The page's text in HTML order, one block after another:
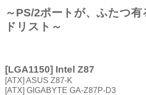
～PS/2ポートが、ふたつ
ドリスト～
[LGA1150] Intel Z87
[ATX] ASUS Z87-K
[ATX] GIGABYTE GA-Z87P-D3